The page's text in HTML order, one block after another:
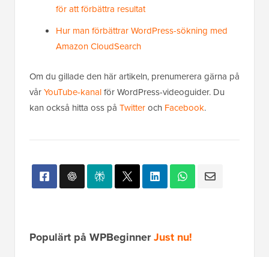
för att förbättra resultat
Hur man förbättrar WordPress-sökning med
Amazon CloudSearch
Om du gillade den här artikeln, prenumerera gärna på
vårYouTube-kanalför WordPress-videoguider. Du
kan också hitta oss på Twitteroch Facebook.
Populärt på WPBeginnerJust nu!